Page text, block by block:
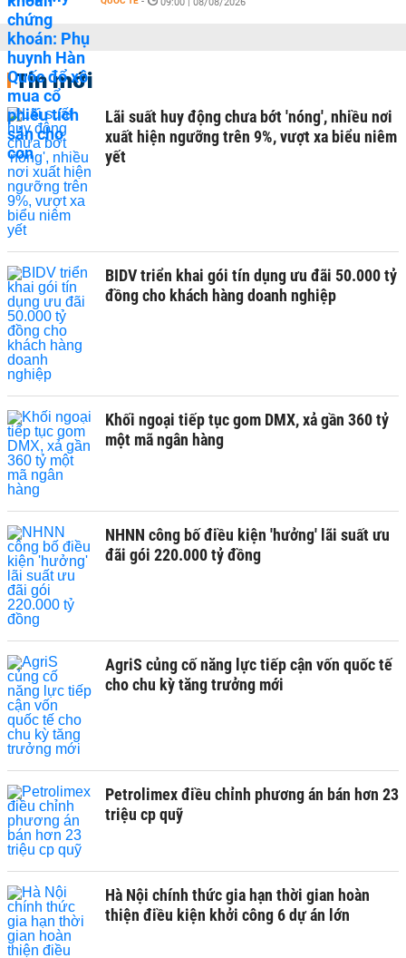
Tin mới
Lãi suất huy động chưa bớt 'nóng', nhiều nơi
xuất hiện ngưỡng trên 9%, vượt xa biểu niêm
yết
BIDV triển khai gói tín dụng ưu đãi 50.000 tỷ
đồng cho khách hàng doanh nghiệp
Khối ngoại tiếp tục gom DMX, xả gần 360 tỷ
một mã ngân hàng
NHNN công bố điều kiện 'hưởng' lãi suất ưu
đãi gói 220.000 tỷ đồng
AgriS củng cố năng lực tiếp cận vốn quốc tế
cho chu kỳ tăng trưởng mới
Petrolimex điều chỉnh phương án bán hơn 23
triệu cp quỹ
Hà Nội chính thức gia hạn thời gian hoàn
thiện điều kiện khởi công 6 dự án lớn